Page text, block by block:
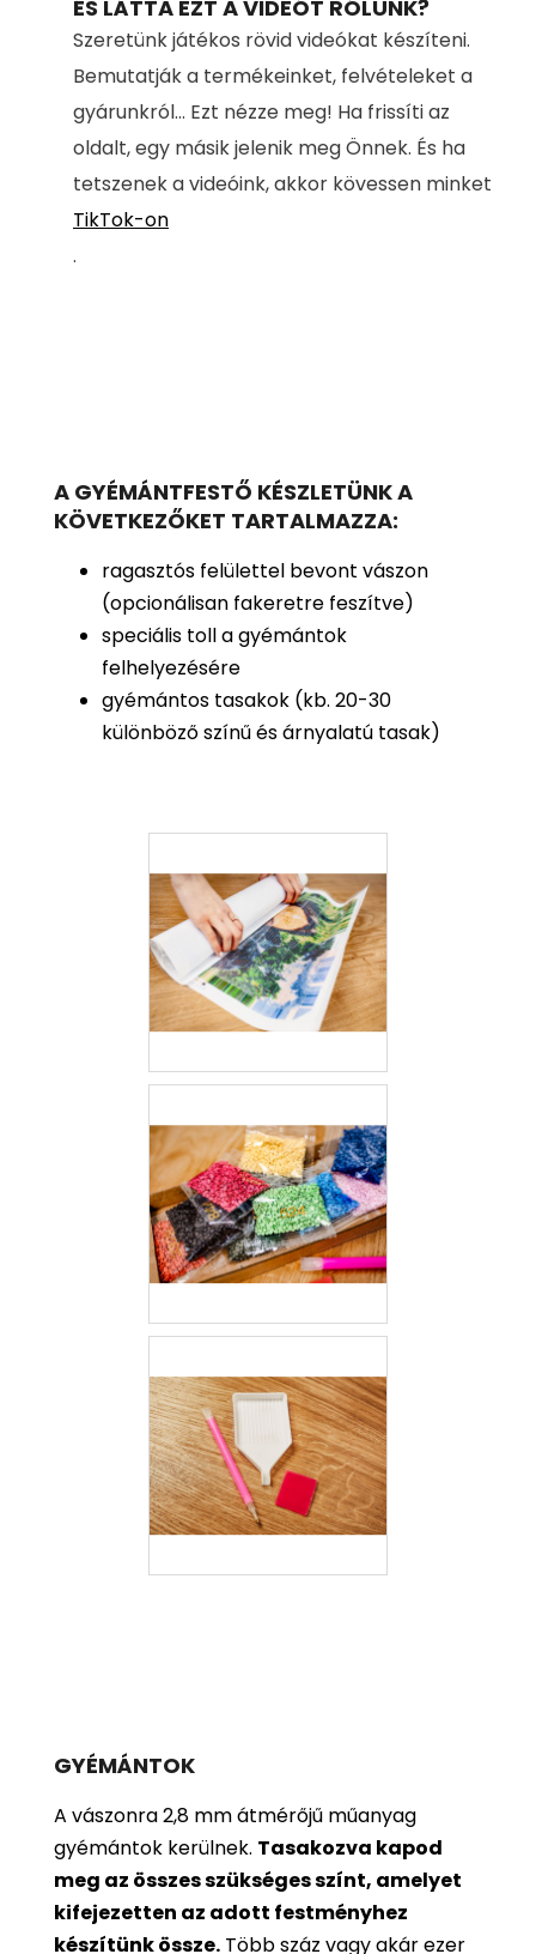
ÉS LÁTTA EZT A VIDEÓT RÓLUNK?
Szeretünk játékos rövid videókat készíteni.
Bemutatják a termékeinket, felvételeket a
gyárunkról... Ezt nézze meg! Ha frissíti az
oldalt, egy másik jelenik meg Önnek. És ha
tetszenek a videóink, akkor kövessen minket
TikTok-on
.
A GYÉMÁNTFESTŐ KÉSZLETÜNK A
KÖVETKEZŐKET TARTALMAZZA:
ragasztós felülettel bevont vászon
(opcionálisan fakeretre feszítve)
speciális toll a gyémántok
felhelyezésére
gyémántos tasakok (kb. 20-30
különböző színű és árnyalatú tasak)
GYÉMÁNTOK
A vászonra 2,8 mm átmérőjű műanyag
gyémántok kerülnek. Tasakozva kapod
meg az összes szükséges színt, amelyet
kifejezetten az adott festményhez
készítünk össze. Több száz vagy akár ezer